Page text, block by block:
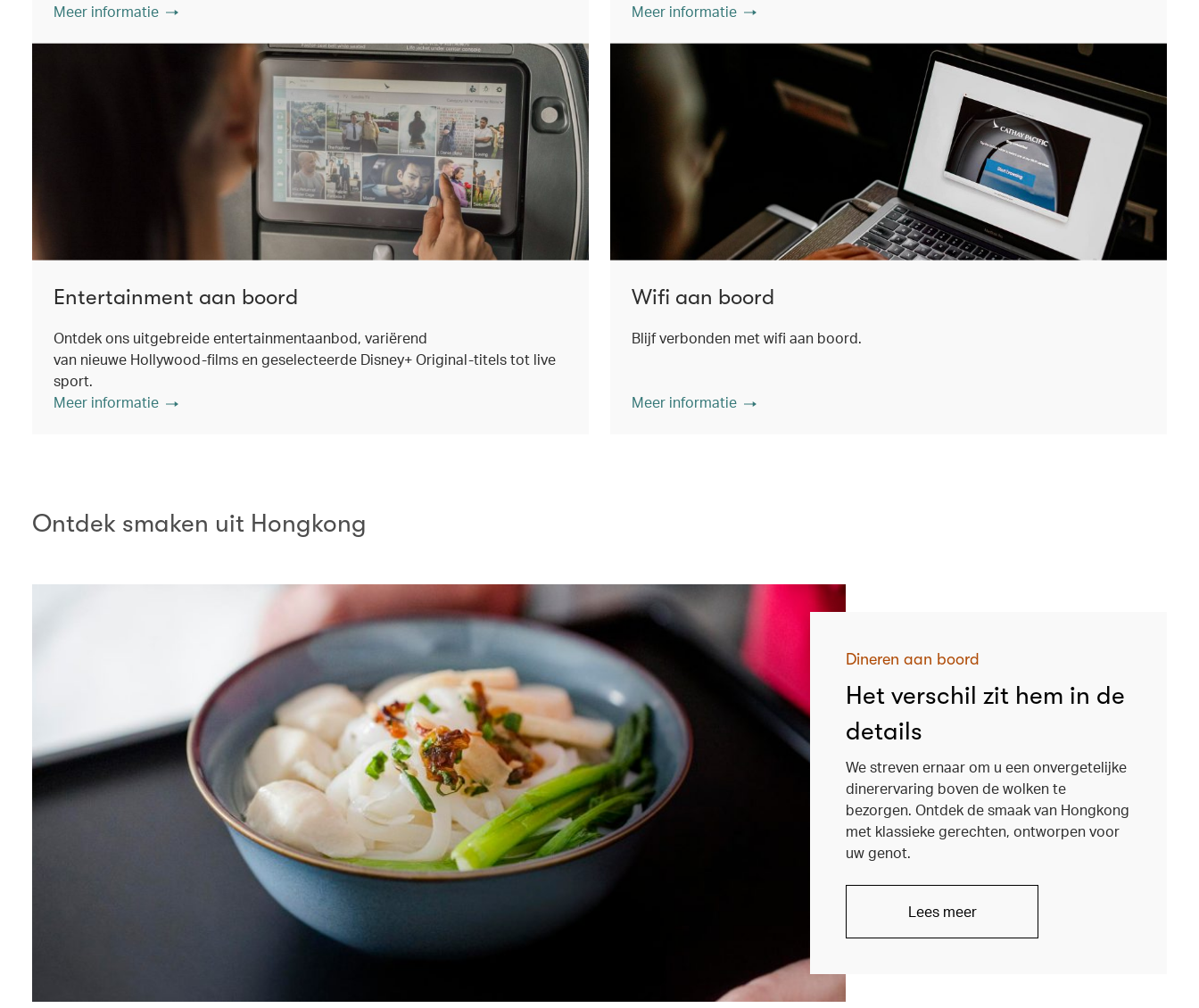
Meer informatie Meer informatie
Entertainment aan boord
Ontdek ons uitgebreide entertainmentaanbod, variërend
van nieuwe Hollywood-films en geselecteerde Disney+ Original-titels tot live
sport.
Meer informatie
Wifi aan boord
Blijf verbonden met wifi aan boord.
Meer informatie
Ontdek smaken uit Hongkong
Dineren aan boord
Het verschil zit hem in de
details
We streven ernaar om u een onvergetelijke
dinerervaring boven de wolken te
bezorgen. Ontdek de smaak van Hongkong
met klassieke gerechten, ontworpen voor
uw genot.
Lees meer